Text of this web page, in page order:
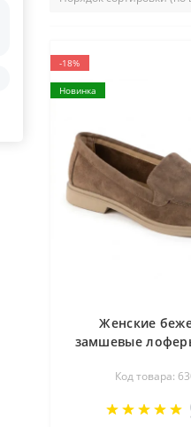
-18%
Новинка
Женские
замшевые
9E BEIGE Lonza
в стиле Loro
Walk
Код товара: